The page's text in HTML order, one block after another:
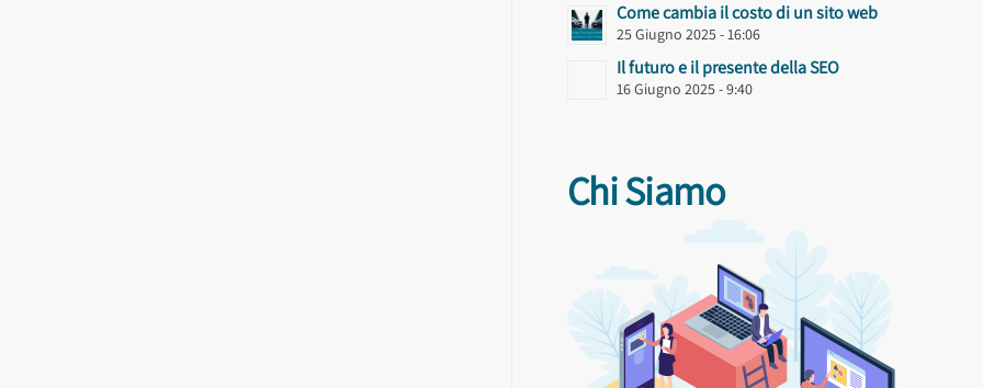
Come cambia il costo di un sito web
25 Giugno 2025 - 16:06
Il futuro e il presente della SEO
16 Giugno 2025 - 9:40
Chi Siamo